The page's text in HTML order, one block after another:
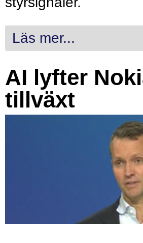
Läs mer...
AI lyfter
tillväxt